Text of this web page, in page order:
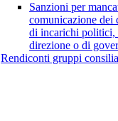
Sanzioni per
comunicazione dei
di incarichi politici,
direzione o di
Rendiconti gruppi